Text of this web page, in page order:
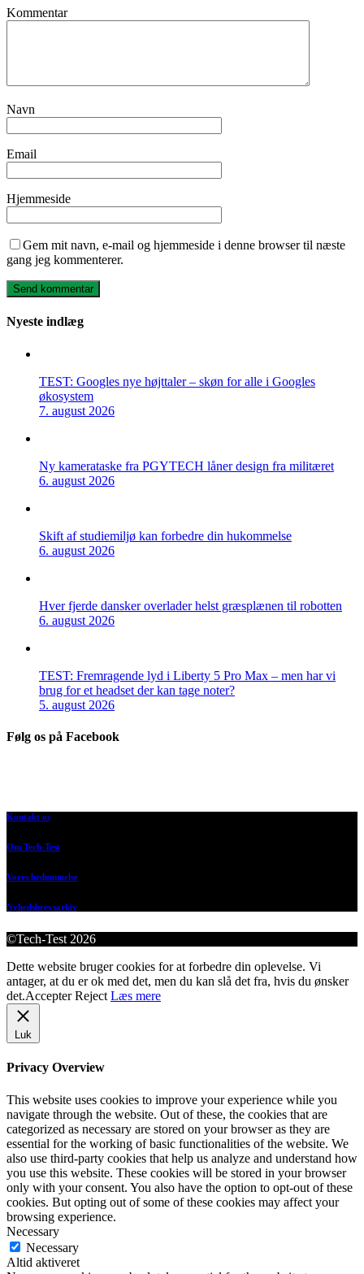
Kommentar
Navn
Email
Hjemmeside
Gem mit navn, e-mail og hjemmeside i denne browser til næste
gang jeg kommenterer.
Nyeste indlæg
TEST: Googles nye højttaler – skøn for alle i Googles
økosystem
7. august 2026
Ny kamerataske fra PGYTECH låner design fra militæret
6. august 2026
Skift af studiemiljø kan forbedre din hukommelse
6. august 2026
Hver fjerde dansker overlader helst græsplænen til robotten
6. august 2026
TEST: Fremragende lyd i Liberty 5 Pro Max – men har vi
brug for et headset der kan tage noter?
5. august 2026
Følg os på Facebook
Kontakt os
Om Tech-Test
Vores bedømmelse
Nyhedsbrevsarkiv
©Tech-Test 2026
Dette website bruger cookies for at forbedre din oplevelse. Vi
antager, at du er ok med det, men du kan slå det fra, hvis du ønsker
det.Accepter Reject Læs mere
Luk
Privacy Overview
This website uses cookies to improve your experience while you
navigate through the website. Out of these, the cookies that are
categorized as necessary are stored on your browser as they are
essential for the working of basic functionalities of the website. We
also use third-party cookies that help us analyze and understand how
you use this website. These cookies will be stored in your browser
only with your consent. You also have the option to opt-out of these
cookies. But opting out of some of these cookies may affect your
browsing experience.
Necessary
Necessary
Altid aktiveret